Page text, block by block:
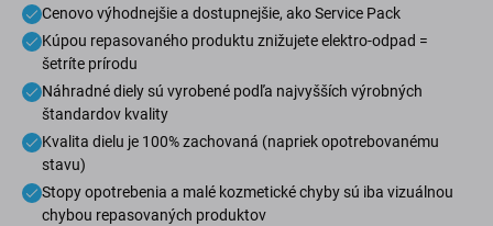
Cenovo výhodnejšie a dostupnejšie, ako Service Pack
Kúpou repasovaného produktu znižujete elektro-odpad =
šetríte prírodu
Náhradné diely sú vyrobené podľa najvyšších výrobných
štandardov kvality
Kvalita dielu je 100% zachovaná (napriek opotrebovanému
stavu)
Stopy opotrebenia a malé kozmetické chyby sú iba vizuálnou
chybou repasovaných produktov